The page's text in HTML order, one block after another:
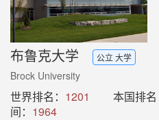
布鲁克大学 公立 大学
Brock University
世界排名： 1201 本国排名
间： 1964